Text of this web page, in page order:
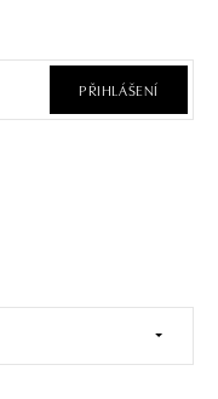
PŘIHLÁŠENÍ